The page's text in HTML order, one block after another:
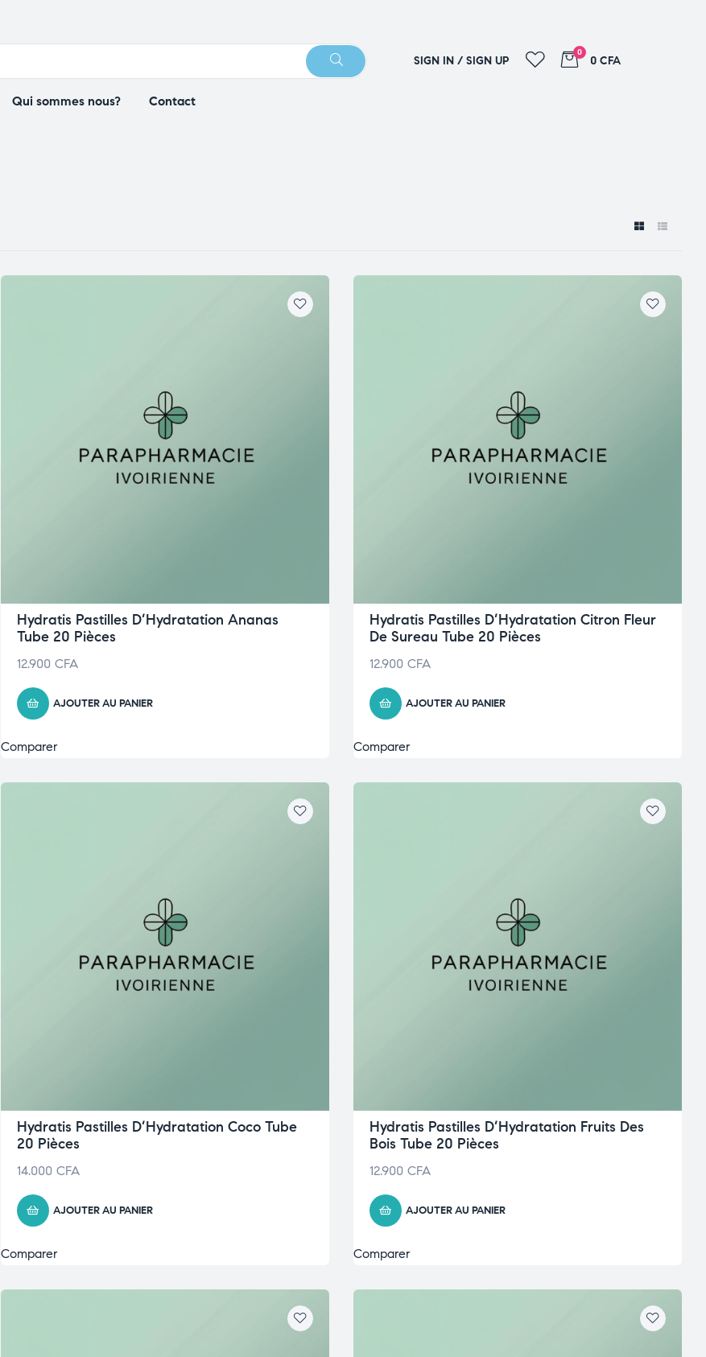
SIGN IN / SIGN UP
0
0 CFA
Qui sommes nous? Contact
Hydratis Pastilles D’Hydratation Ananas
Tube 20 Pièces
12.900 CFA
AJOUTER AU PANIER
Comparer
Hydratis Pastilles D’Hydratation Citron Fleur
De Sureau Tube 20 Pièces
12.900 CFA
AJOUTER AU PANIER
Comparer
Hydratis Pastilles D’Hydratation Coco Tube
20 Pièces
14.000 CFA
AJOUTER AU PANIER
Comparer
Hydratis Pastilles D’Hydratation Fruits Des
Bois Tube 20 Pièces
12.900 CFA
AJOUTER AU PANIER
Comparer